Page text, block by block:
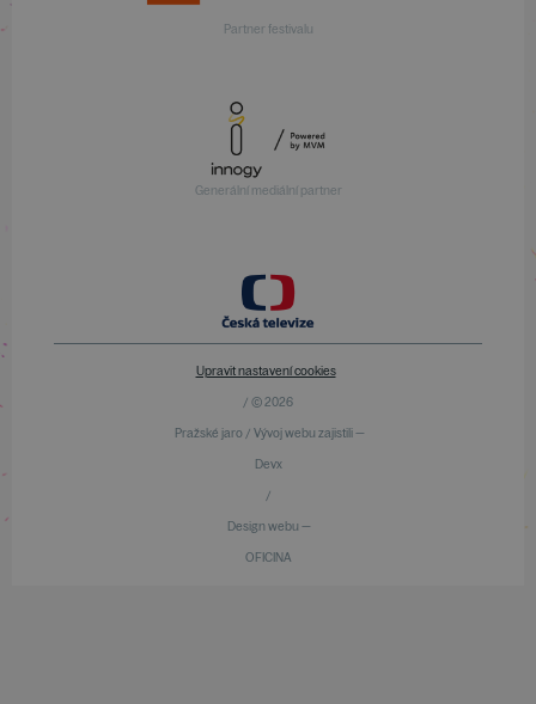
Partner festivalu
Generální mediální partner
Upravit nastavení cookies
/ © 2026
Pražské jaro / Vývoj webu zajistili —
Devx
/
Design webu —
OFICINA